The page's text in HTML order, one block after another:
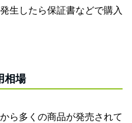
生したら保証書などで購入
相場
ら多くの商品が発売されて